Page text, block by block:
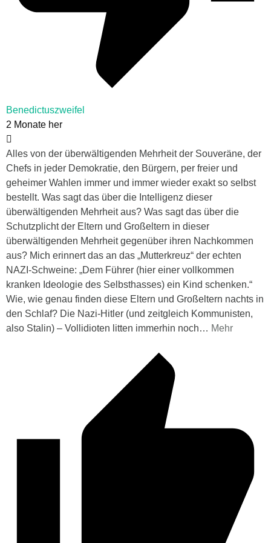
Benedictuszweifel
2 Monate her
Alles von der überwältigenden Mehrheit der Souveräne, der
Chefs in jeder Demokratie, den Bürgern, per freier und
geheimer Wahlen immer und immer wieder exakt so selbst
bestellt. Was sagt das über die Intelligenz dieser
überwältigenden Mehrheit aus? Was sagt das über die
Schutzplicht der Eltern und Großeltern in dieser
überwältigenden Mehrheit gegenüber ihren Nachkommen
aus? Mich erinnert das an das „Mutterkreuz“ der echten
NAZI-Schweine: „Dem Führer (hier einer vollkommen
kranken Ideologie des Selbsthasses) ein Kind schenken.“
Wie, wie genau finden diese Eltern und Großeltern nachts in
den Schlaf? Die Nazi-Hitler (und zeitgleich Kommunisten,
also Stalin) – Vollidioten litten immerhin noch… Mehr